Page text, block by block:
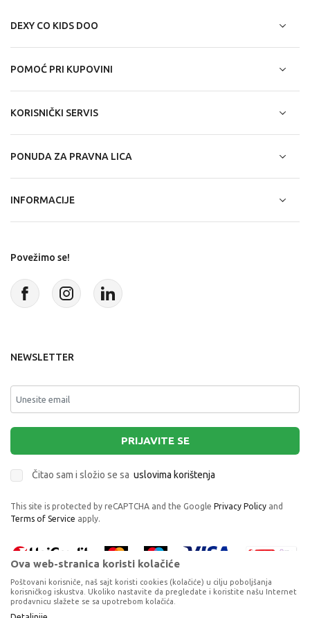
DEXY CO KIDS DOO
POMOĆ PRI KUPOVINI
KORISNIČKI SERVIS
PONUDA ZA PRAVNA LICA
INFORMACIJE
Povežimo se!
NEWSLETTER
PRIJAVITE SE
Čitao sam i složio se sa uslovima korištenja
This site is protected by reCAPTCHA and the Google Privacy Policy and
Terms of Service apply.
Proizvode na sajtu nastojimo da opišemo što je preciznije moguće, ali ne
Ova web-stranica koristi kolačiće
Poštovani korisniče, naš sajt koristi cookies (kolačiće) u cilju poboljšanja
korisničkog iskustva. Ukoliko nastavite da pregledate i koristite našu Internet
prodavnicu slažete se sa upotrebom kolačića.